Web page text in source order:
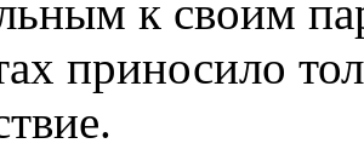
к своим
приносило